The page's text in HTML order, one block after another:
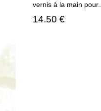
vernis à la main pour...
14.50 €